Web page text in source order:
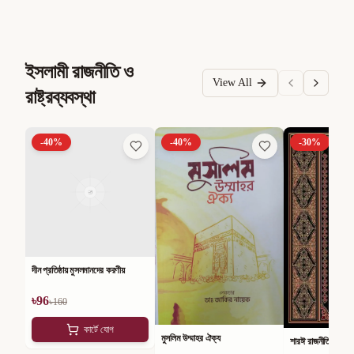
ইসলামী রাজনীতি ও
রাষ্ট্রব্যবস্থা
View All
-40%
দীন প্রতিষ্ঠায় মুসলমানদের করণীয়
৳96৳160
কার্টে যোগ
-40%
মুসলিম উম্মাহর ঐক্য
-30%
শারঈ রাজনীতি